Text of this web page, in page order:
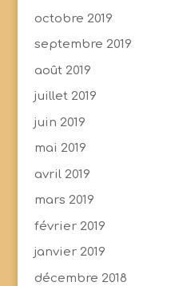
octobre 2019
septembre 2019
août 2019
juillet 2019
juin 2019
mai 2019
avril 2019
mars 2019
février 2019
janvier 2019
décembre 2018